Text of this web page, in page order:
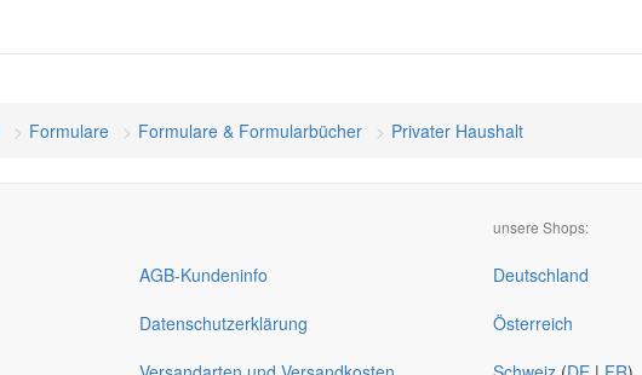
Formulare Formulare & Formularbücher Privater Haushalt
AGB-Kundeninfo
Datenschutzerklärung
unsere Shops:
Deutschland
Österreich